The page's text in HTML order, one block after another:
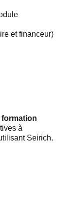
et financeur)
formation
à
Seirich.